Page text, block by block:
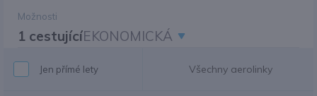
Možnosti
1 cestujícíEKONOMICKÁ
Jen přímé lety Všechny aerolinky